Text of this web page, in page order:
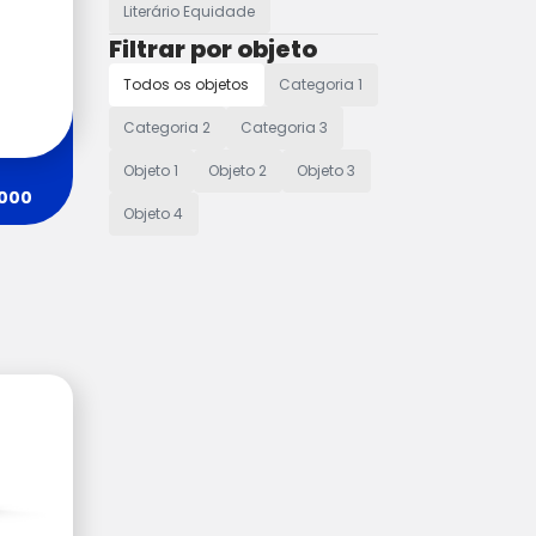
Literário Equidade
Filtrar por objeto
Categoria 1
Categoria 2 Categoria 3
Objeto 1 Objeto 2 Objeto 3
Objeto 4
Todos os objetos